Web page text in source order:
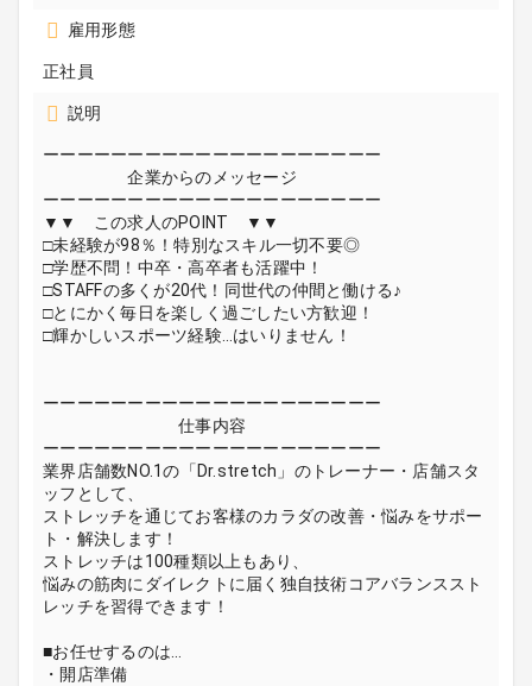
雇用形態
正社員
説明
ーーーーーーーーーーーーーーーーーーーー
企業からのメッセージ
ーーーーーーーーーーーーーーーーーーーー
▼▼ この求人のPOINT ▼▼
□未経験が98％！特別なスキル一切不要◎
□学歴不問！中卒・高卒者も活躍中！
□STAFFの多くが20代！同世代の仲間と働ける♪
□とにかく毎日を楽しく過ごしたい方歓迎！
□輝かしいスポーツ経験…はいりません！
ーーーーーーーーーーーーーーーーーーーー
仕事内容
ーーーーーーーーーーーーーーーーーーーー
業界店舗数NO.1の「Dr.stretch」のトレーナー・店舗スタ
ッフとして、
ストレッチを通じてお客様のカラダの改善・悩みをサポー
ト・解決します！
ストレッチは100種類以上もあり、
悩みの筋肉にダイレクトに届く独自技術コアバランススト
レッチを習得できます！
■お任せするのは…
・開店準備